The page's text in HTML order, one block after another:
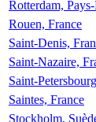
Rotterdam,
Rouen, France
Saint-Denis,
Saint-Nazaire,
Saint-
Saintes, France
Stockholm,